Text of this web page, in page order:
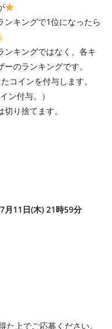
ンキングで1位になったら
キングではなく、各キ
のランキングです。
コインを付与します。
ン付与。）
り捨てます。
月11日(木) 21時59分
上でご応募ください。